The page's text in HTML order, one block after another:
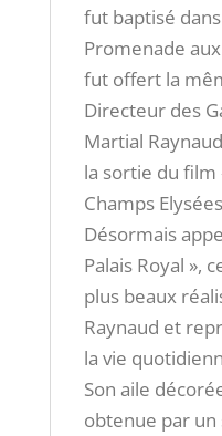
fut baptisé
Promenade
fut offert la
Directeur des
Martial
la sortie du film
Champs
Désormais
Palais Royal »,
plus beaux
Raynaud et
la vie
Son aile
obtenue par un